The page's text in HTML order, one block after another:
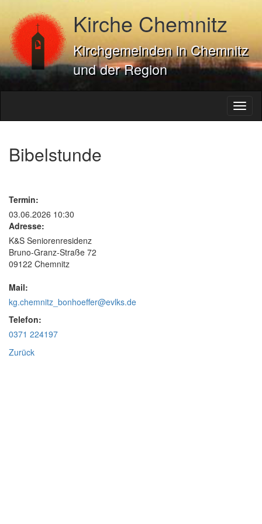
Kirche Chemnitz
Kirchgemeinden in Chemnitz
und der Region
Bibelstunde
Termin:
03.06.2026 10:30
Adresse:
K&S Seniorenresidenz
Bruno-Granz-Straße 72
09122 Chemnitz
Mail:
kg.chemnitz_bonhoeffer@evlks.de
Telefon:
0371 224197
Zurück